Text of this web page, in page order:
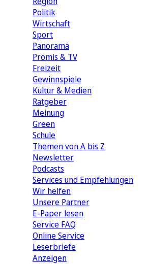
Politik
Wirtschaft
Sport
Panorama
Promis & TV
Freizeit
Gewinnspiele
Kultur & Medien
Ratgeber
Meinung
Green
Schule
Themen von A bis Z
Newsletter
Podcasts
Services und Empfehlungen
Wir helfen
Unsere Partner
E-Paper lesen
Service FAQ
Online Service
Leserbriefe
Anzeigen